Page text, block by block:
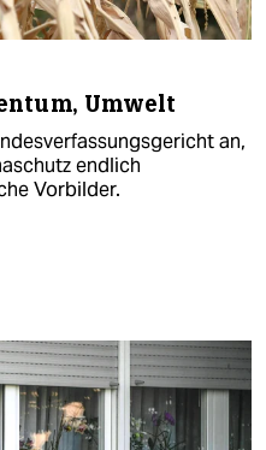
Umwelt
an,
endlich
Vorbilder.